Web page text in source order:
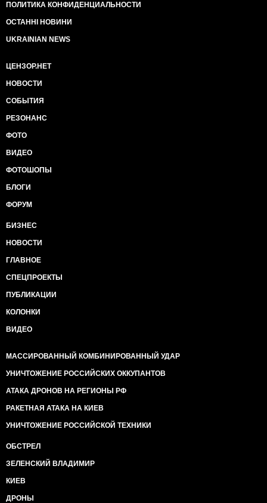
ПОЛИТИКА КОНФИДЕНЦИАЛЬНОСТИ
ОСТАННІ НОВИНИ
UKRAINIAN NEWS
ЦЕНЗОР.НЕТ
НОВОСТИ
СОБЫТИЯ
РЕЗОНАНС
ФОТО
ВИДЕО
ФОТОШОПЫ
БЛОГИ
ФОРУМ
БИЗНЕС
НОВОСТИ
ГЛАВНОЕ
СПЕЦПРОЕКТЫ
ПУБЛИКАЦИИ
КОЛОНКИ
ВИДЕО
МАССИРОВАННЫЙ КОМБИНИРОВАННЫЙ УДАР
УНИЧТОЖЕНИЕ РОССИЙСКИХ ОККУПАНТОВ
АТАКА ДРОНОВ НА РЕГИОНЫ РФ
РАКЕТНАЯ АТАКА НА КИЕВ
УНИЧТОЖЕНИЕ РОССИЙСКОЙ ТЕХНИКИ
ОБСТРЕЛ
ЗЕЛЕНСКИЙ ВЛАДИМИР
КИЕВ
ДРОНЫ